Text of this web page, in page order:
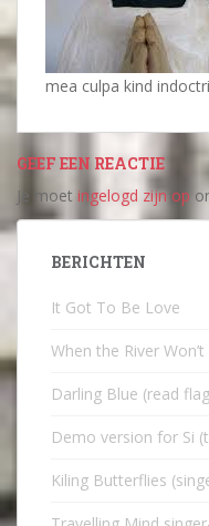
mea culpa kind
GEEF EEN REACTIE
Je moet ingelogd zijn op
BERICHTEN
It Got To Be Love
When the River
Darling Blue (read
Demo version for Si
Kiling Butterflies